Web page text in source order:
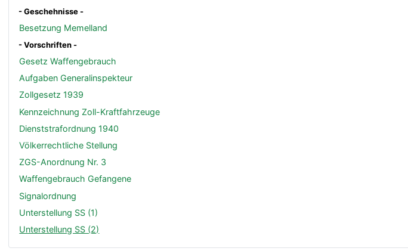
- Geschehnisse -
Besetzung Memelland
- Vorschriften -
Gesetz Waffengebrauch
Aufgaben Generalinspekteur
Zollgesetz 1939
Kennzeichnung Zoll-Kraftfahrzeuge
Dienststrafordnung 1940
Völkerrechtliche Stellung
ZGS-Anordnung Nr. 3
Waffengebrauch Gefangene
Signalordnung
Unterstellung SS (1)
Unterstellung SS (2)